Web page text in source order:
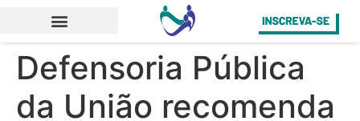
Defensoria Pública
da União recomenda